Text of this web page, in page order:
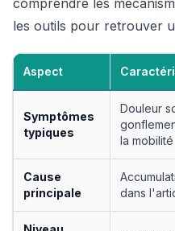
comprendre les
les outils pour retrouver
Aspect
Symptômes
typiques
Douleur
la mobilité
Cause
principale
dans